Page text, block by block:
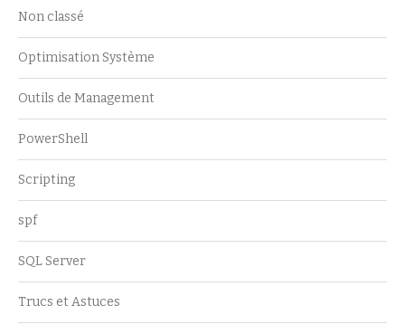
Non classé
Optimisation Système
Outils de Management
PowerShell
Scripting
spf
SQL Server
Trucs et Astuces